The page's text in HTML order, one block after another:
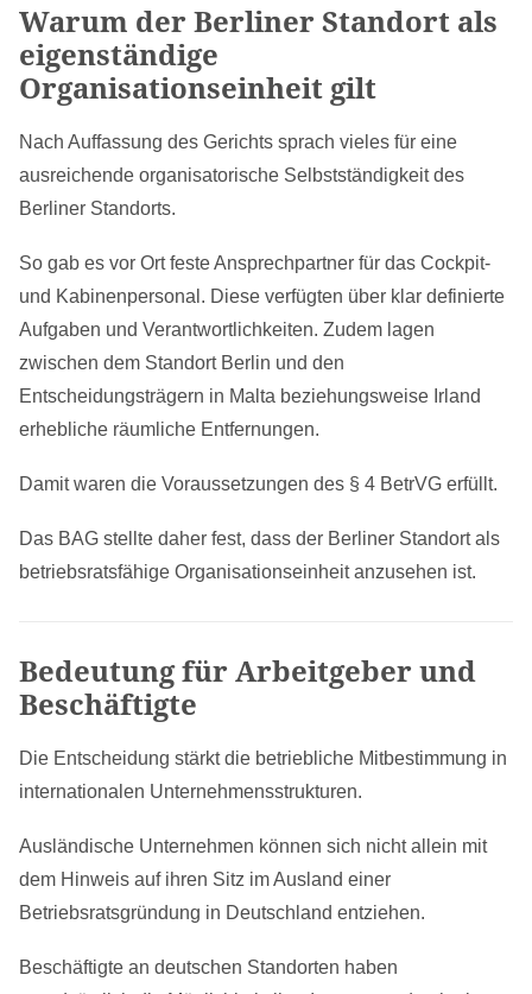
Warum der Berliner Standort als
eigenständige
Organisationseinheit gilt
Nach Auffassung des Gerichts sprach vieles für eine
ausreichende organisatorische Selbstständigkeit des
Berliner Standorts.
So gab es vor Ort feste Ansprechpartner für das Cockpit-
und Kabinenpersonal. Diese verfügten über klar definierte
Aufgaben und Verantwortlichkeiten. Zudem lagen
zwischen dem Standort Berlin und den
Entscheidungsträgern in Malta beziehungsweise Irland
erhebliche räumliche Entfernungen.
Damit waren die Voraussetzungen des § 4 BetrVG erfüllt.
Das BAG stellte daher fest, dass der Berliner Standort als
betriebsratsfähige Organisationseinheit anzusehen ist.
Bedeutung für Arbeitgeber und
Beschäftigte
Die Entscheidung stärkt die betriebliche Mitbestimmung in
internationalen Unternehmensstrukturen.
Ausländische Unternehmen können sich nicht allein mit
dem Hinweis auf ihren Sitz im Ausland einer
Betriebsratsgründung in Deutschland entziehen.
Beschäftigte an deutschen Standorten haben